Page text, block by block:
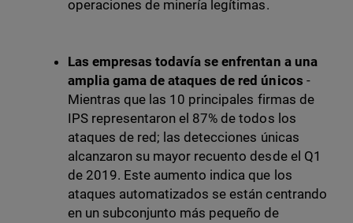
operaciones de minería legítimas.
Las empresas todavía se enfrentan a una
amplia gama de ataques de red únicos -
Mientras que las 10 principales firmas de
IPS representaron el 87% de todos los
ataques de red; las detecciones únicas
alcanzaron su mayor recuento desde el Q1
de 2019. Este aumento indica que los
ataques automatizados se están centrando
en un subconjunto más pequeño de